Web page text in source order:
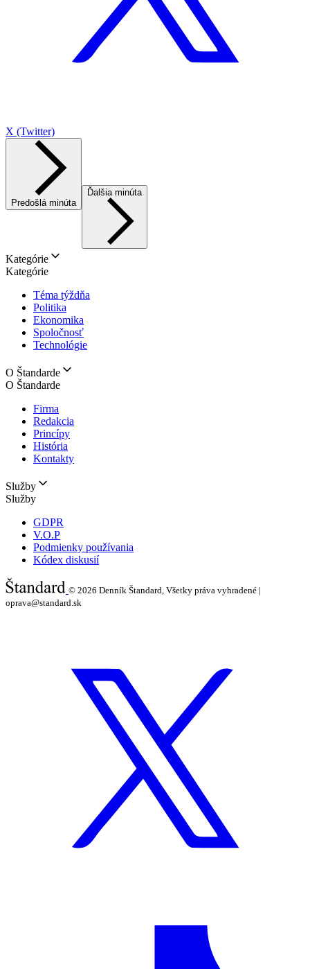
X (Twitter)
Predošlá minúta
Ďalšia minúta
Kategórie
Kategórie
Téma týždňa
Politika
Ekonomika
Spoločnosť
Technológie
O Štandarde
O Štandarde
Firma
Redakcia
Princípy
História
Kontakty
Služby
Služby
GDPR
V.O.P
Podmienky používania
Kódex diskusií
© 2026 Denník Štandard, Všetky práva vyhradené |
oprava@standard.sk